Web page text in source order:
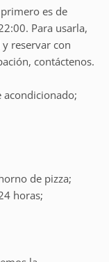
es de
Para usarla,
reservar con
contáctenos.
de pizza;
horas;